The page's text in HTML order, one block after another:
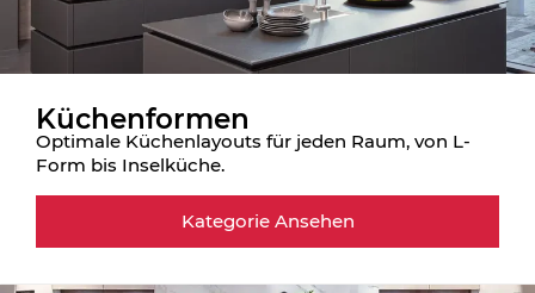
Küchenformen
Optimale Küchenlayouts für jeden Raum, von L-
Form bis Inselküche.
Kategorie Ansehen